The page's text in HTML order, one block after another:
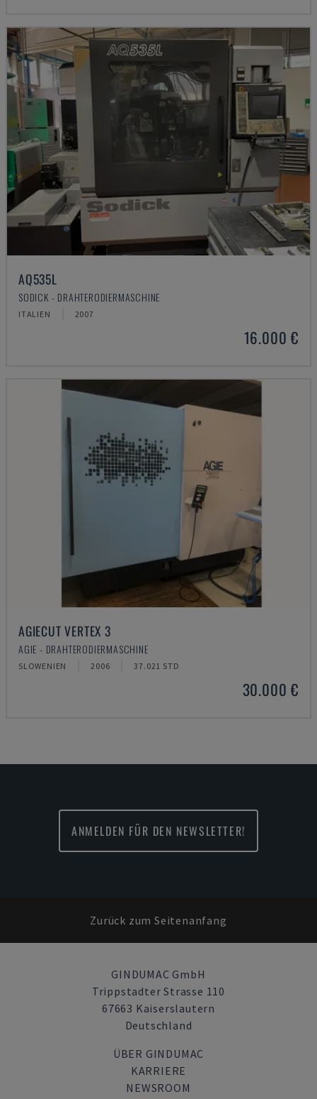
AQ535L
SODICK - DRAHTERODIERMASCHINE
ITALIEN 2007
16.000 €
AGIECUT VERTEX 3
AGIE - DRAHTERODIERMASCHINE
SLOWENIEN 2006 37.021 STD
30.000 €
ANMELDEN FÜR DEN NEWSLETTER!
Zurück zum Seitenanfang
GINDUMAC GmbH
Trippstadter Strasse 110
67663 Kaiserslautern
Deutschland
ÜBER GINDUMAC
KARRIERE
NEWSROOM